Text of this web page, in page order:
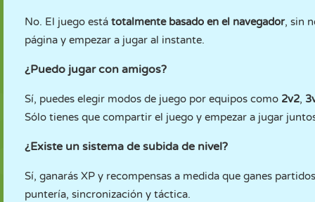
No. El juego está totalmente basado en el navegador, sin
página y empezar a jugar al instante.
¿Puedo jugar con amigos?
Sí, puedes elegir modos de juego por equipos como 2v2,
Sólo tienes que compartir el juego y empezar a jugar
¿Existe un sistema de subida de nivel?
Sí, ganarás XP y recompensas a medida que ganes
puntería, sincronización y táctica.